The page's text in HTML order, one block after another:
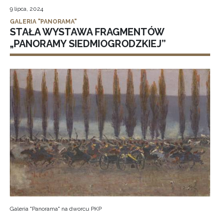
9 lipca, 2024
GALERIA "PANORAMA"
STAŁA WYSTAWA FRAGMENTÓW
„PANORAMY SIEDMIOGRODZKIEJ”
Galeria "Panorama" na dworcu PKP